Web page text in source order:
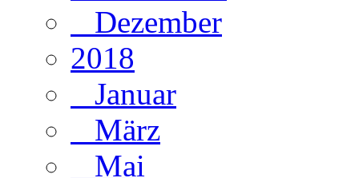
Dezember
2018
Januar
März
Mai